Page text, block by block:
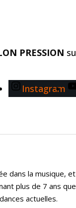
PRESSION
Instagram
dans la musique,
plus de 7 ans
actuelles.